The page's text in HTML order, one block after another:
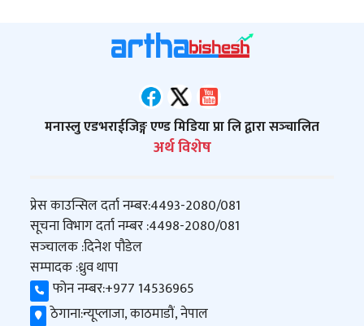
मनास्लु एडभराईजिङ्ग एण्ड मिडिया प्रा लि द्वारा सञ्‍चालित
अर्थ विशेष
प्रेस काउन्सिल दर्ता नम्बर:4493-2080/081
सूचना विभाग दर्ता नम्बर :4498-2080/081
सञ्‍चालक :दिनेश पौडेल
सम्पादक :ध्रुव थापा
फोन नम्बर:+977 14536965
ठेगाना:न्यूप्लाजा, काठमाडौं, नेपाल